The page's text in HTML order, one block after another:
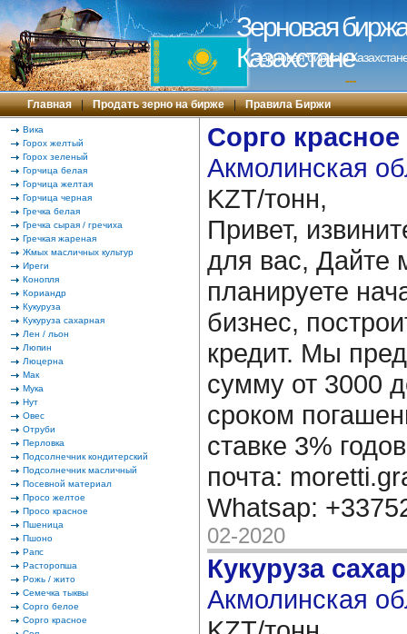
Зерновая
Казахстане
Зерновая биржа в
---
Главная | Продать зерно на бирже | Правила Биржи
Вика
Горох желтый
Горох зеленый
Горчица белая
Горчица желтая
Горчица черная
Гречка белая
Гречка сырая / гречиха
Гречкая жареная
Жмых масличных культур
Иреги
Конопля
Кориандр
Кукуруза
Кукуруза сахарная
Лен / льон
Люпин
Люцерна
Мак
Мука
Нут
Овес
Отруби
Перловка
Подсолнечник кондитерский
Подсолнечник масличный
Посевной материал
Просо желтое
Просо красное
Пшеница
Пшоно
Рапс
Расторопша
Рожь / жито
Семечка тыквы
Сорго белое
Сорго красное
Сорго красное
Акмолинская
KZT/тонн,
Привет,
для вас, Дайте
планируете
бизнес,
кредит. Мы
сумму от 3000
сроком
ставке 3%
почта:
Whatsap:
02-2020
Кукуруза
Акмолинская